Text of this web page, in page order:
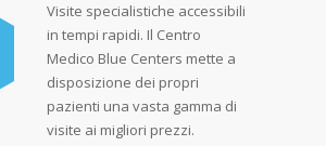
Visite specialistiche accessibili
in tempi rapidi. Il Centro
Medico Blue Centers mette a
disposizione dei propri
pazienti una vasta gamma di
visite ai migliori prezzi.